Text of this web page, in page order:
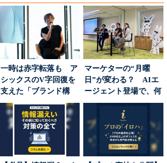
一時は赤字転落も ア
シックスのV字回復を
支えた「ブランド構
築」の考え方
マーケターの“月曜
日”が変わる？ AIエ
ージェント登場で、何
が起きるか